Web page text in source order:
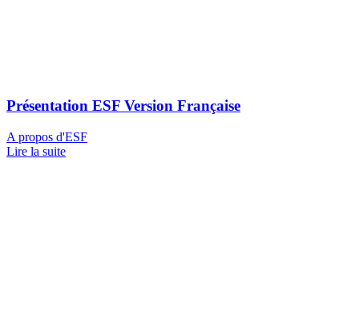
Présentation ESF Version Française
A propos d'ESF
Lire la suite